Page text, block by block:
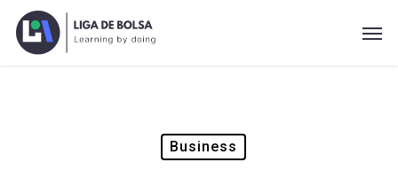
Skip
Business